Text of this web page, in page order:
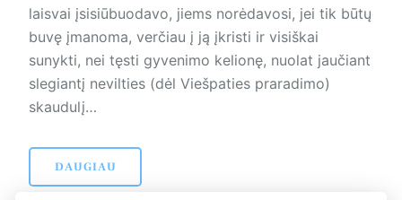
laisvai įsisiūbuodavo, jiems norėdavosi, jei tik būtų
buvę įmanoma, verčiau į ją įkristi ir visiškai
sunykti, nei tęsti gyvenimo kelionę, nuolat jaučiant
slegiantį nevilties (dėl Viešpaties praradimo)
skaudulį…
DAUGIAU